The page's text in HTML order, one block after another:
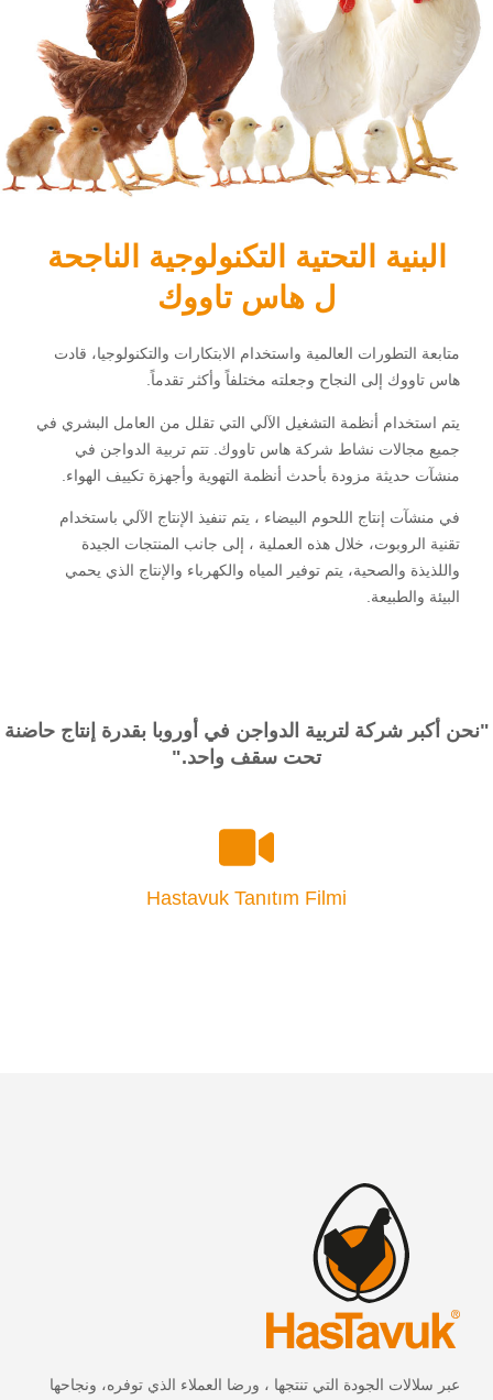
البنية التحتية التكنولوجية الناجحة
ل هاس تاووك
متابعة التطورات العالمية واستخدام الابتكارات والتكنولوجيا، قادت
هاس تاووك إلى النجاح وجعلته مختلفاً وأكثر تقدماً.
يتم استخدام أنظمة التشغيل الآلي التي تقلل من العامل البشري في
جميع مجالات نشاط شركة هاس تاووك. تتم تربية الدواجن في
منشآت حديثة مزودة بأحدث أنظمة التهوية وأجهزة تكييف الهواء.
في منشآت إنتاج اللحوم البيضاء ، يتم تنفيذ الإنتاج الآلي باستخدام
تقنية الروبوت، خلال هذه العملية ، إلى جانب المنتجات الجيدة
واللذيذة والصحية، يتم توفير المياه والكهرباء والإنتاج الذي يحمي
البيئة والطبيعة.
"نحن أكبر شركة لتربية الدواجن في أوروبا بقدرة إنتاج حاضنة
تحت سقف واحد."
Hastavuk Tanıtım Filmi
عبر سلالات الجودة التي تنتجها ، ورضا العملاء الذي توفره، ونجاحها